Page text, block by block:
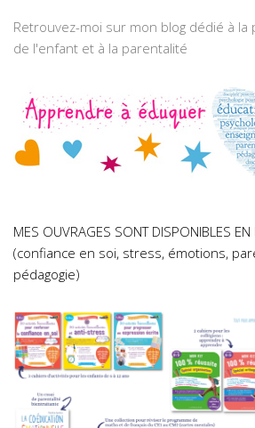
Retrouvez-moi sur mon blog dédié à la
de l'enfant et à la parentalité
MES OUVRAGES SONT DISPONIBLES EN
(confiance en soi, stress, émotions,
pédagogie)